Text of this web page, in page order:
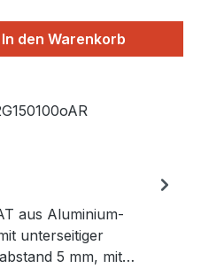
den
In den Warenkorb
aus Aluminium-
unterseitiger
5 mm, mit…